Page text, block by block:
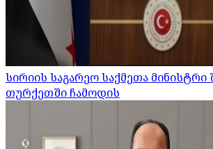
სირიის საგარეო საქმეთა მინისტრი
თურქეთში ჩამოდის